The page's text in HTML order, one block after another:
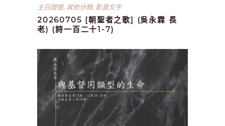
主日證道, 其他分類, 影音文字
20260705 [朝聖者之歌] (吳永霖 長
老) (詩一百二十1-7)